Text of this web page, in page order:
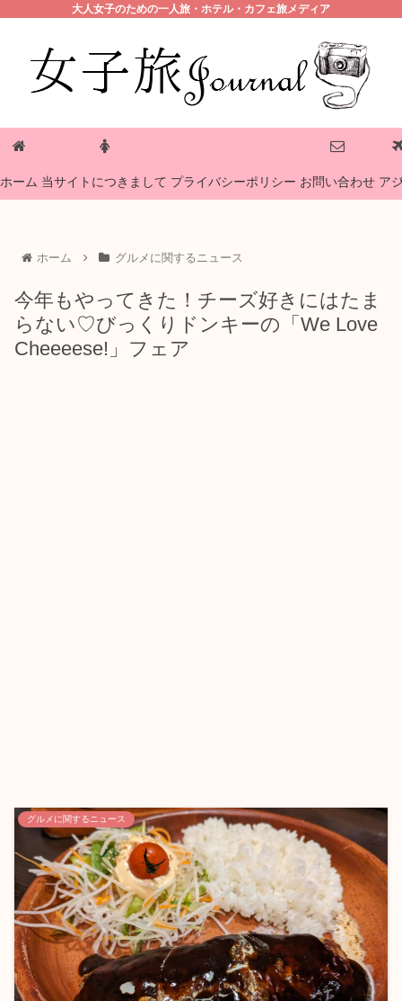
大人女子のための一人旅・ホテル・カフェ旅メディア
ホーム 当サイトにつきまして プライバシーポリシー お問い合わせ ア
ホーム グルメに関するニュース
今年もやってきた！チーズ好きにはたま
らない♡びっくりドンキーの「We Love
Cheeeese!」フェア
グルメに関するニュース